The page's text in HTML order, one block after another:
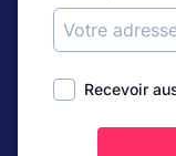
Recevoir